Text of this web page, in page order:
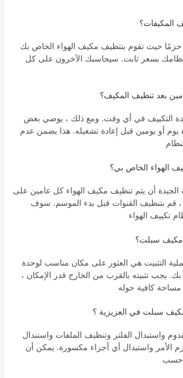
المكيفات؟
حيث تقوم بتنظيف مكيف الهواء الخاص بك
نظامك بسعر ثابت. سيحاسبك الآخرون على كل
بعد تنظيف المكيف؟
التكييف في أي وقت. ومع ذلك ، يوصي بعض
يوم أو يومين قبل إعادة تشغيله. هذا يضمن عدم
الهواء الخاص بي؟
الجيدة أن يتم تنظيف مكيف الهواء كل عامين على
، قم بتنظيف القنوات قبل بدء الموسم. سوف
تكييف الهواء
مكيف سبلت؟
التثبيت هي العثور على مكان مناسب لوحدة
بك. يجب تثبيته بالقرب من الخارج قدر الإمكان ،
كافية حوله
سبلت في العزيزية ؟
واستبدال الفلتر وتنظيف الملفات واستبدال
الأمر واستبدال أي أجزاء مكسورة. يمكن أن
حسب